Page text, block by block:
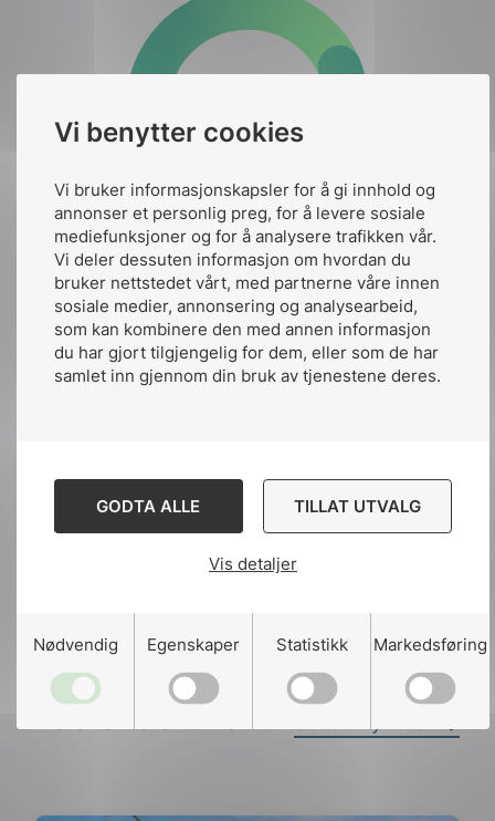
Vi benytter cookies
Vi bruker informasjonskapsler for å gi innhold og
annonser et personlig preg, for å levere sosiale
mediefunksjoner og for å analysere trafikken vår.
Vi deler dessuten informasjon om hvordan du
bruker nettstedet vårt, med partnerne våre innen
sosiale medier, annonsering og analysearbeid,
som kan kombinere den med annen informasjon
du har gjort tilgjengelig for dem, eller som de har
samlet inn gjennom din bruk av tjenestene deres.
GODTA ALLE TILLAT UTVALG
Vis detaljer
Nødvendig Egenskaper Statistikk Markedsføring
Publisert av:Leif Aanensen
Publiserte:28. nov. 2016
Siste oppdatert:kl.21:48 20. des. 2021
Del